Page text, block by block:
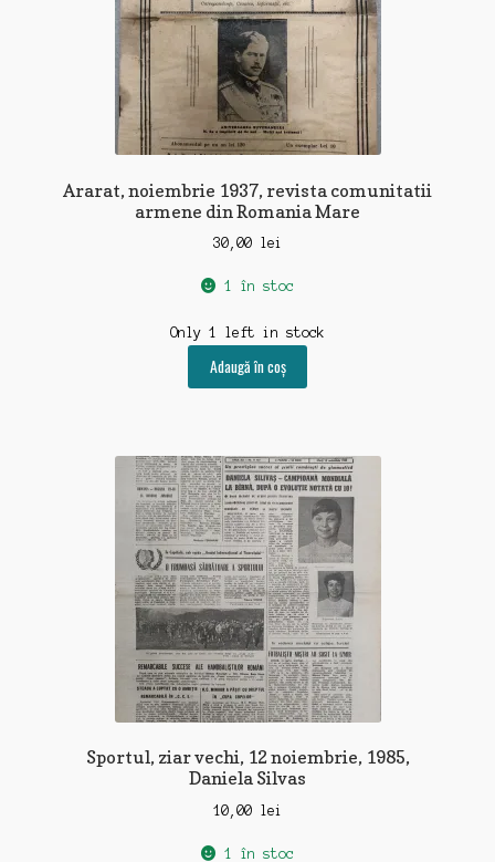
Ararat, noiembrie 1937, revista comunitatii
armene din Romania Mare
30,00 lei
1 în stoc
Only 1 left in stock
Adaugă în coș
Sportul, ziar vechi, 12 noiembrie, 1985,
Daniela Silvas
10,00 lei
1 în stoc